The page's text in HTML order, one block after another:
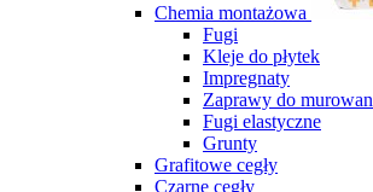
Chemia montażowa
Fugi
Kleje do płytek
Impregnaty
Zaprawy do
Fugi elastyczne
Grunty
Grafitowe cegły
Czarne cegły